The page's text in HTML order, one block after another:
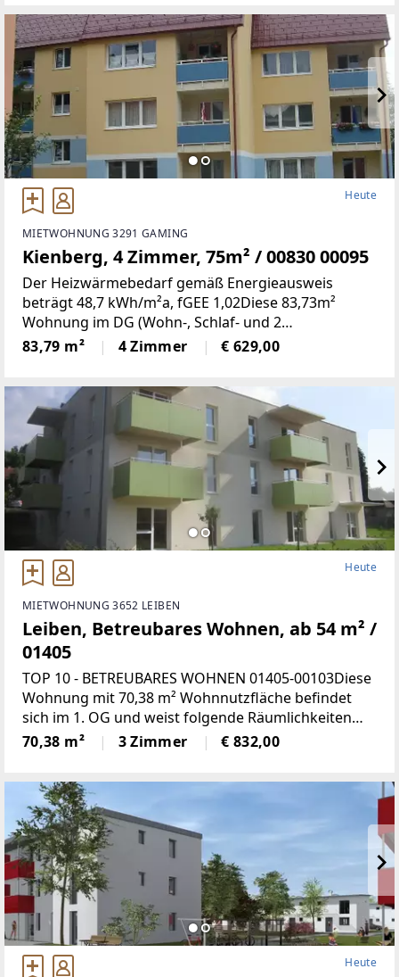
Heute
MIETWOHNUNG 3291 GAMING
Kienberg, 4 Zimmer, 75m² / 00830 00095
Der Heizwärmebedarf gemäß Energieausweis
beträgt 48,7 kWh/m²a, fGEE 1,02Diese 83,73m²
Wohnung im DG (Wohn-, Schlaf- und 2
Kinderzimmer, Küche, Bad, WC, Abstell- und
Vorraum, Loogia) befindet sich in einer ruhigen
83,79 m² 4 Zimmer € 629,00
Heute
MIETWOHNUNG 3652 LEIBEN
Leiben, Betreubares Wohnen, ab 54 m² /
01405
TOP 10 - BETREUBARES WOHNEN 01405-00103Diese
Wohnung mit 70,38 m² Wohnnutzfläche befindet
sich im 1. OG und weist folgende Räumlichkeiten
auf:Wohnküche, 2 Schlafzimmer, Bad mit WC,
Vorraum und LoggiaMiete mind.
70,38 m² 3 Zimmer € 832,00
Heute